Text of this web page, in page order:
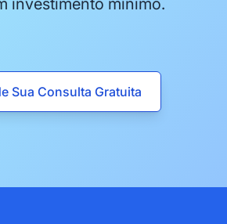
investimento mínimo.
Sua Consulta Gratuita